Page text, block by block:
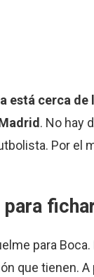
está cerca
. No hay
Por
para
que tienen.